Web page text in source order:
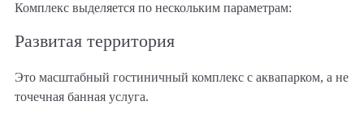
Комплекс выделяется по нескольким параметрам:
Развитая территория
Это масштабный гостиничный комплекс с аквапарком, а не
точечная банная услуга.